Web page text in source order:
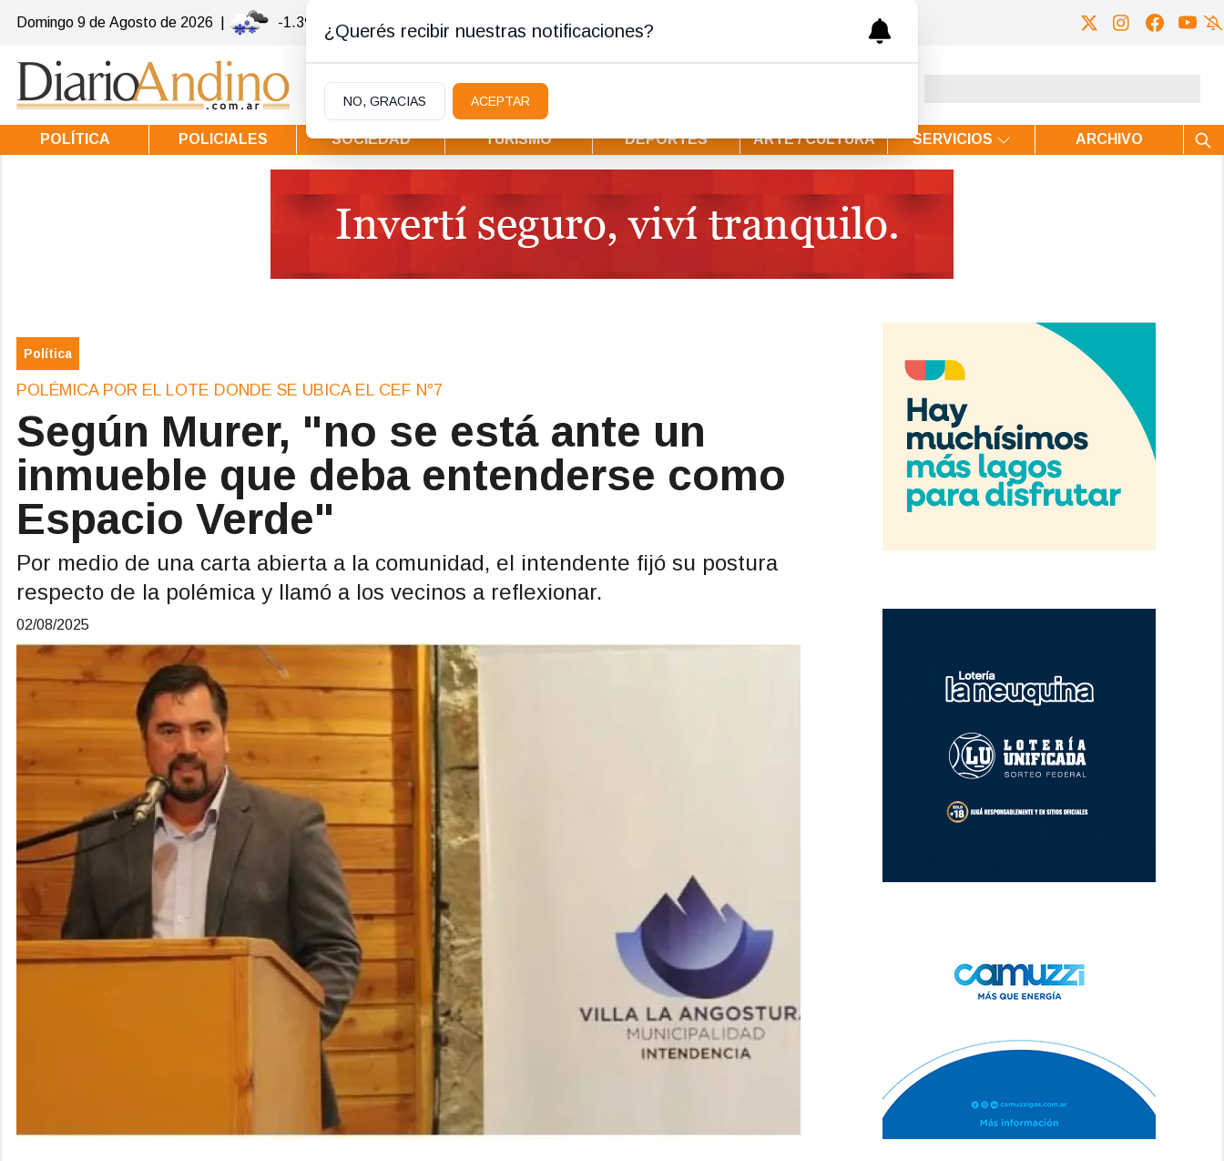
Domingo 9 de Agosto de 2026 -1.3ºc | Villa la Angostura
POLÍTICA POLICIALES SOCIEDAD TURISMO DEPORTES ARTE / CULTURA SERVICIOS ARCHIVO
Política
POLÉMICA POR EL LOTE DONDE SE UBICA EL CEF N°7
Según Murer, "no se está ante un
inmueble que deba entenderse como
Espacio Verde"
Por medio de una carta abierta a la comunidad, el intendente fijó su postura
respecto de la polémica y llamó a los vecinos a reflexionar.
02/08/2025
¿Querés recibir nuestras notificaciones?
NO, GRACIAS ACEPTAR